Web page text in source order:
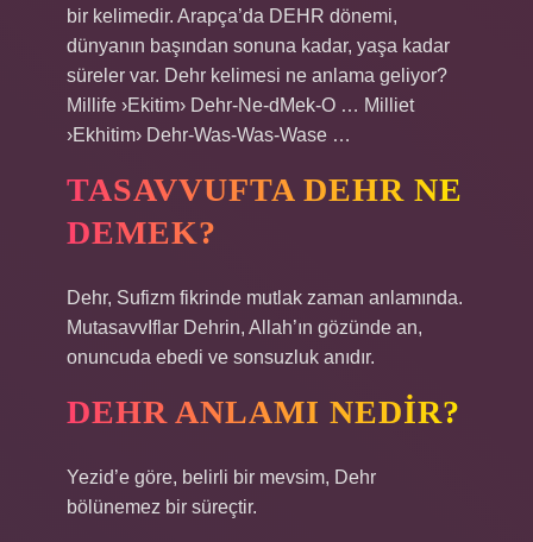
bir kelimedir. Arapça’da DEHR dönemi,
dünyanın başından sonuna kadar, yaşa kadar
süreler var. Dehr kelimesi ne anlama geliyor?
Millife ›Ekitim› Dehr-Ne-dMek-O … Milliet
›Ekhitim› Dehr-Was-Was-Wase …
TASAVVUFTA DEHR NE
DEMEK?
Dehr, Sufizm fikrinde mutlak zaman anlamında.
MutasavvIflar Dehrin, Allah’ın gözünde an,
onuncuda ebedi ve sonsuzluk anıdır.
DEHR ANLAMI NEDIR?
Yezid’e göre, belirli bir mevsim, Dehr
bölünemez bir süreçtir.